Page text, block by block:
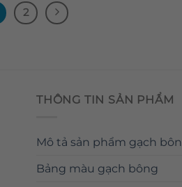
2
THÔNG TIN SẢN PHẨM
Mô tả sản phẩm gạch
Bảng màu gạch bông